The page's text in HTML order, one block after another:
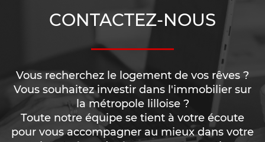
CONTACTEZ-NOUS
Vous recherchez le logement de vos rêves ?
Vous souhaitez investir dans l'immobilier sur
la métropole lilloise ?
Toute notre équipe se tient à votre écoute
pour vous accompagner au mieux dans votre